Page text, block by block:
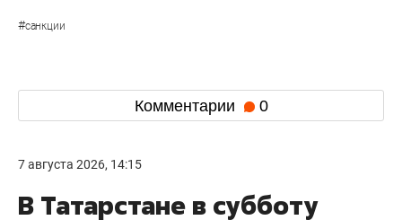
#санкции
Комментарии 0
7 августа 2026, 14:15
В Татарстане в субботу